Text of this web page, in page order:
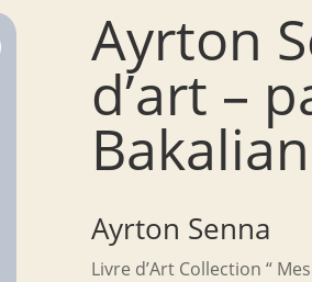
Ayrton
d’art –
Bakalian
Ayrton Senna
Livre d’Art Collection “